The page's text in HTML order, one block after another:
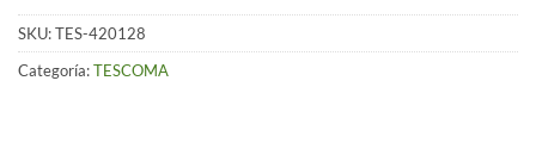
SKU:TES-420128
Categoría:TESCOMA